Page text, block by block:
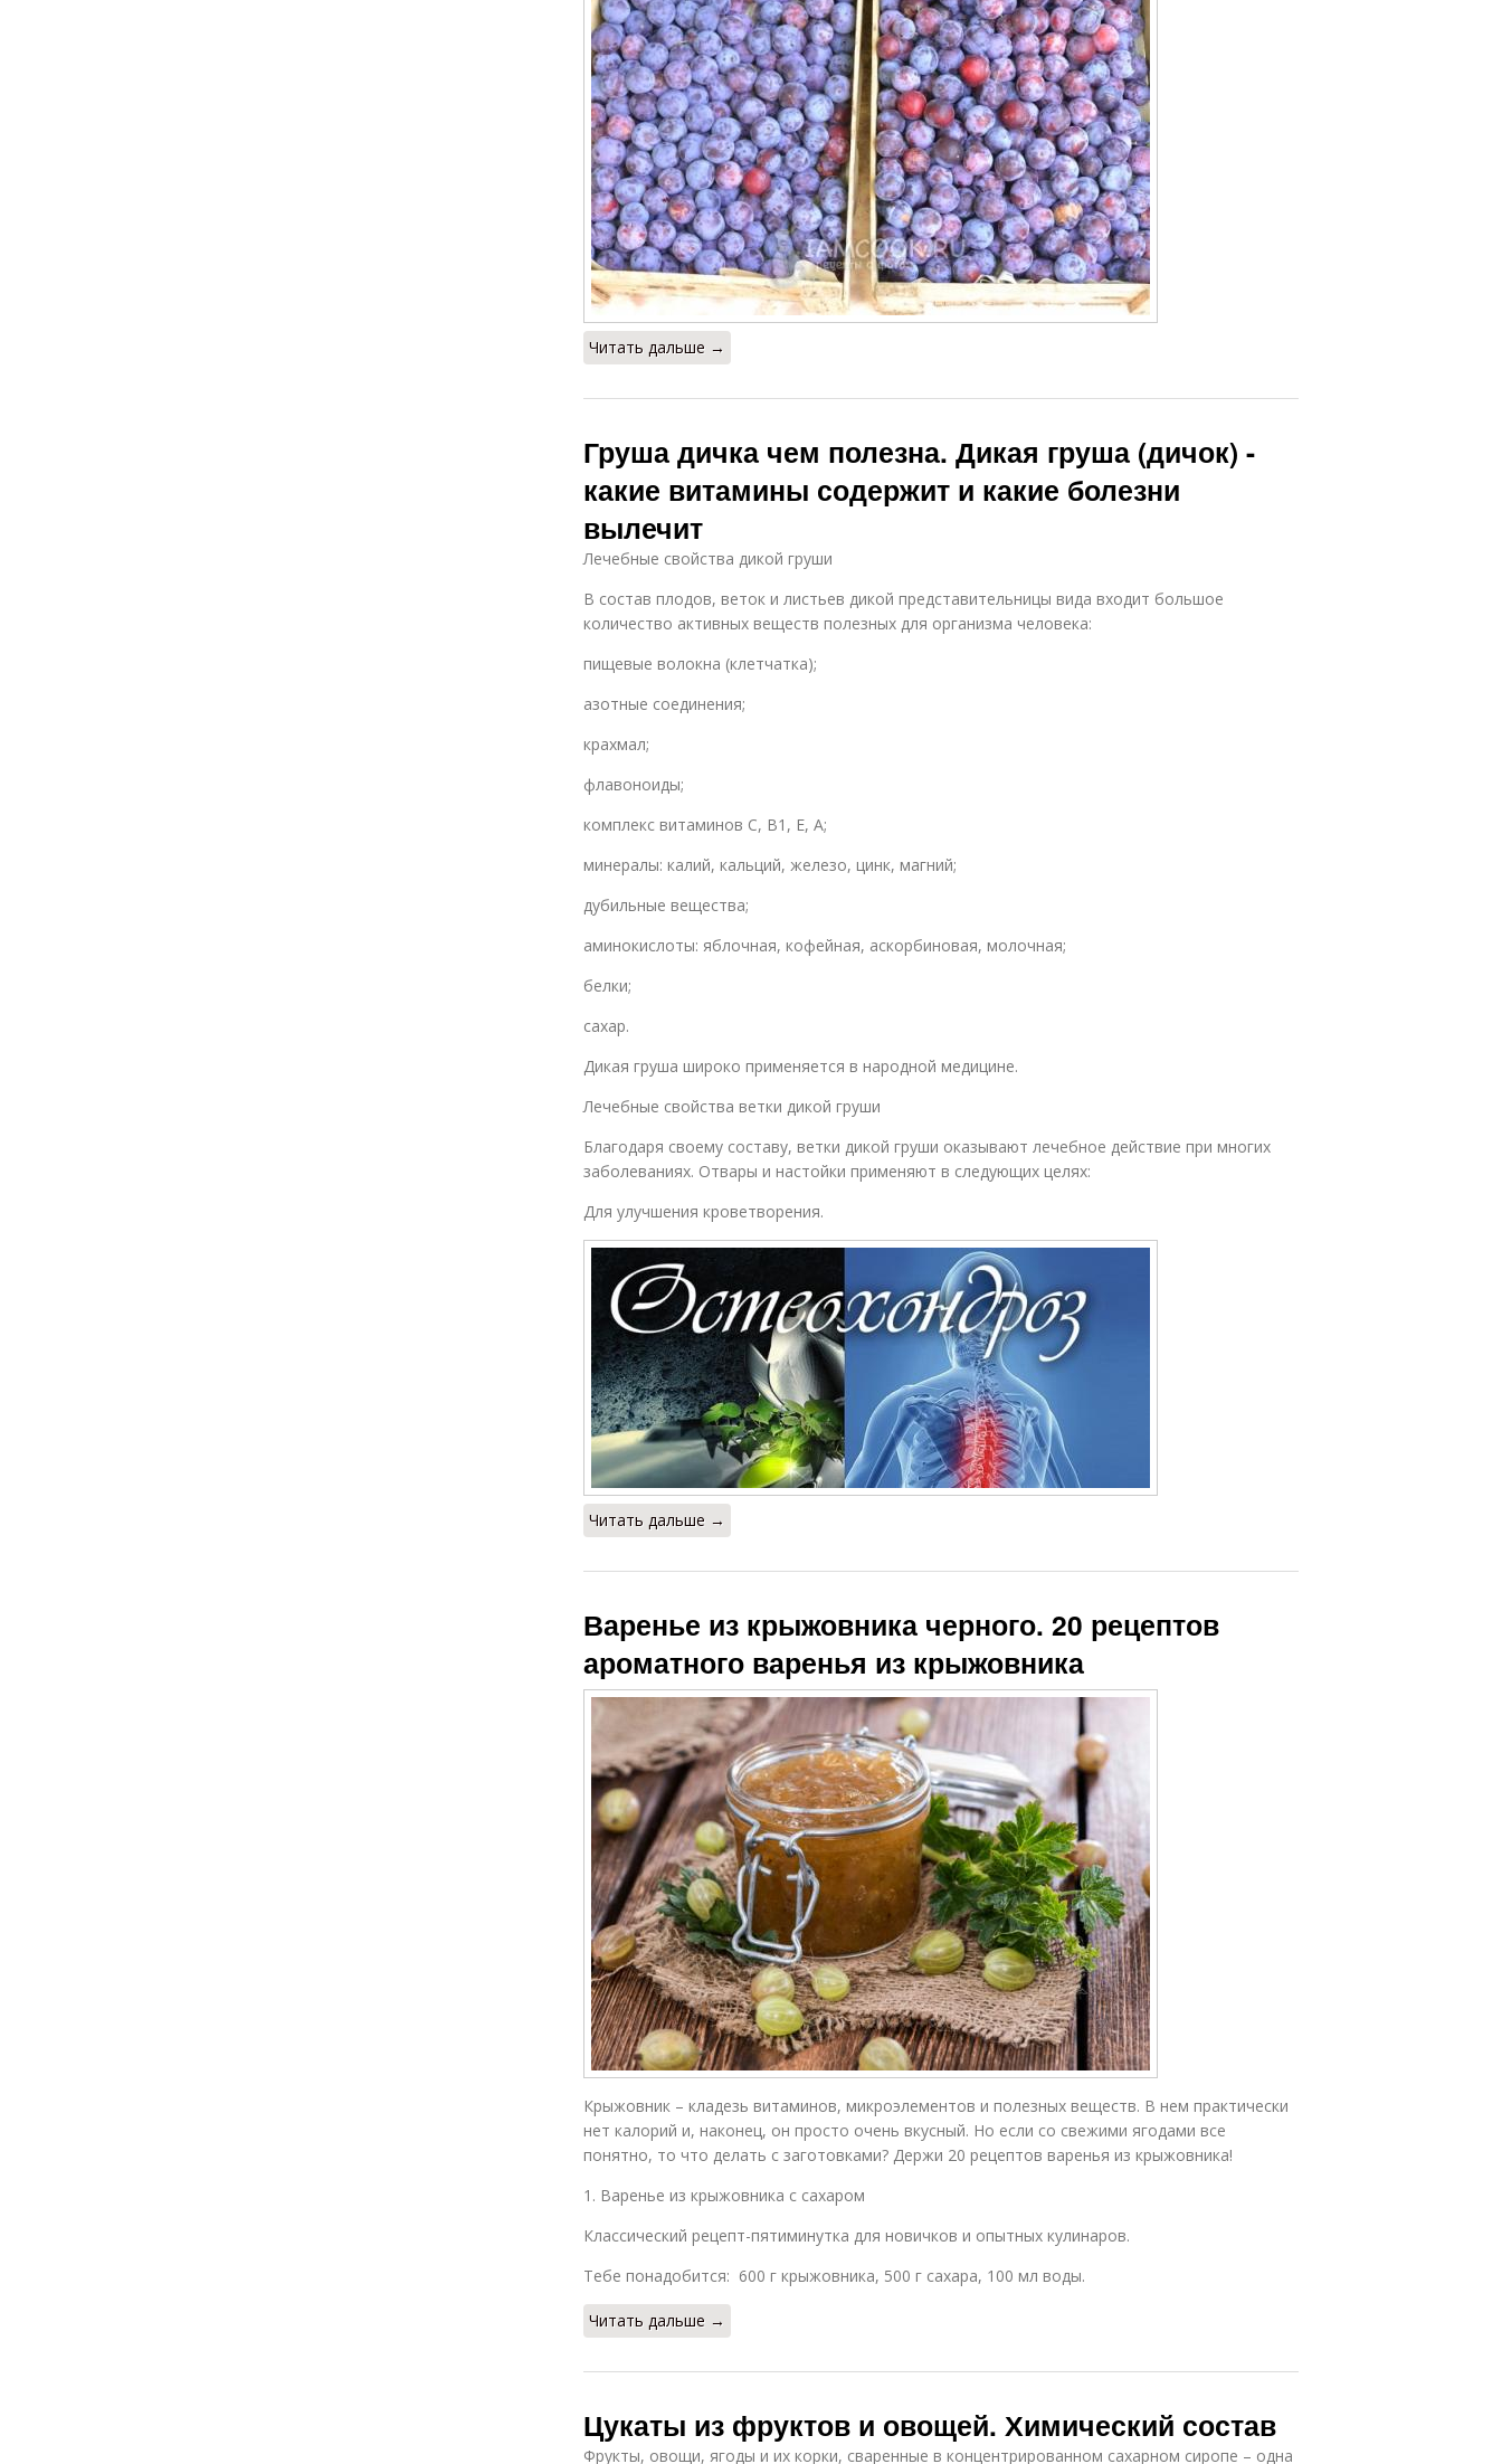
Читать дальше →
Груша дичка чем полезна. Дикая груша (дичок) -
какие витамины содержит и какие болезни
вылечит
Лечебные свойства дикой груши
В состав плодов, веток и листьев дикой представительницы вида входит большое
количество активных веществ полезных для организма человека:
пищевые волокна (клетчатка);
азотные соединения;
крахмал;
флавоноиды;
комплекс витаминов C, B1, E, A;
минералы: калий, кальций, железо, цинк, магний;
дубильные вещества;
аминокислоты: яблочная, кофейная, аскорбиновая, молочная;
белки;
сахар.
Дикая груша широко применяется в народной медицине.
Лечебные свойства ветки дикой груши
Благодаря своему составу, ветки дикой груши оказывают лечебное действие при многих
заболеваниях. Отвары и настойки применяют в следующих целях:
Для улучшения кроветворения.
Читать дальше →
Варенье из крыжовника черного. 20 рецептов
ароматного варенья из крыжовника
Крыжовник – кладезь витаминов, микроэлементов и полезных веществ. В нем практически
нет калорий и, наконец, он просто очень вкусный. Но если со свежими ягодами все
понятно, то что делать с заготовками? Держи 20 рецептов варенья из крыжовника!
1. Варенье из крыжовника с сахаром
Классический рецепт-пятиминутка для новичков и опытных кулинаров.
Тебе понадобится: 600 г крыжовника, 500 г сахара, 100 мл воды.
Читать дальше →
Цукаты из фруктов и овощей. Химический состав
Фрукты, овощи, ягоды и их корки, сваренные в концентрированном сахарном сиропе – одна